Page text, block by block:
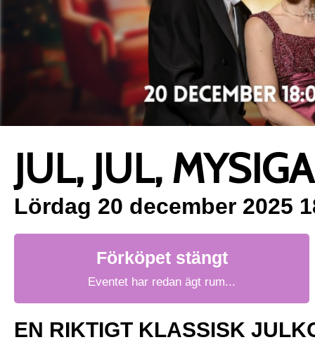
JUL, JUL,
Lördag 20 december 2025
Förköpet stängt
Eventet har redan ägt rum...
EN RIKTIGT KLASSISK